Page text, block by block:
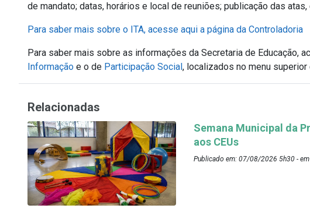
de mandato; datas, horários e local de reuniões; publicação das
Para saber mais sobre o ITA, acesse aqui a página da Controladoria
Para saber mais sobre as informações da Secretaria de Educação,
Informação e o de Participação Social, localizados no menu superior
Relacionadas
Semana Municipal da
aos CEUs
Publicado em: 07/08/2026 5h30 -